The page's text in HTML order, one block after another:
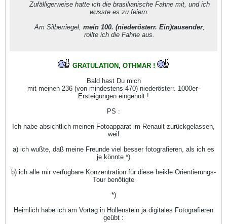
Zufälligerweise hatte ich die brasilianische Fahne mit, und ich
wusste es zu feiern.
Am Silberriegel, mein 100. (niederösterr. Ein)tausender,
rollte ich die Fahne aus.
GRATULATION, OTHMAR !
Bald hast Du mich
mit meinen 236 (von mindestens 470) niederösterr. 1000er-
Ersteigungen eingeholt !
PS :
Ich habe absichtlich meinen Fotoapparat im Renault zurückgelassen,
weil
a) ich wußte, daß meine Freunde viel besser fotografieren, als ich es
je könnte *)
b) ich alle mir verfügbare Konzentration für diese heikle Orientierungs-
Tour benötigte
*)
Heimlich habe ich am Vortag in Hollenstein ja digitales Fotografieren
geübt :